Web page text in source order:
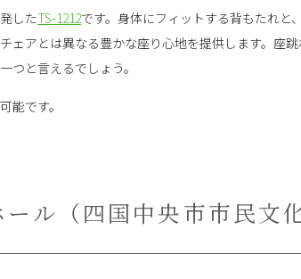
したTS-1212です。身体にフィットする背もたれと
ェアとは異なる豊かな座り心地を提供します。座
つと言えるでしょう。
能です。
ル（四国中央市市民文